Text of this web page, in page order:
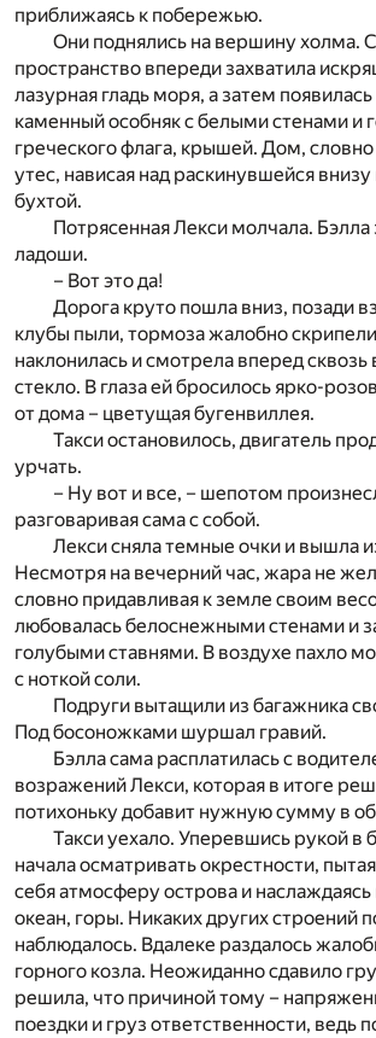
приближаясь к побережью.
Они поднялись на вершину холма.
пространство впереди захватила
лазурная гладь моря, а затем
каменный особняк с белыми стенами и
греческого флага, крышей. Дом,
утес, нависая над раскинувшейся
бухтой.
Потрясенная Лекси молчала. Бэлла
ладоши.
– Вот это да!
Дорога круто пошла вниз, позади
клубы пыли, тормоза жалобно
наклонилась и смотрела вперед сквозь
стекло. В глаза ей бросилось ярко-
от дома – цветущая бугенвиллея.
Такси остановилось, двигатель
урчать.
– Ну вот и все, – шепотом
разговаривая сама с собой.
Лекси сняла темные очки и вышла
Несмотря на вечерний час, жара не
словно придавливая к земле своим
любовалась белоснежными стенами и
голубыми ставнями. В воздухе пахло
с ноткой соли.
Подруги вытащили из багажника
Под босоножками шуршал гравий.
Бэлла сама расплатилась с
возражений Лекси, которая в итоге
потихоньку добавит нужную сумму в
Такси уехало. Уперевшись рукой в
начала осматривать окрестности,
себя атмосферу острова и
океан, горы. Никаких других строений
наблюдалось. Вдалеке раздалось
горного козла. Неожиданно сдавило
решила, что причиной тому –
поездки и груз ответственности, ведь